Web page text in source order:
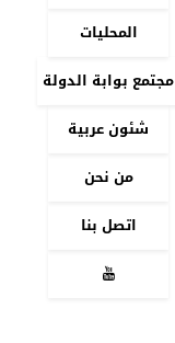
المحليات
مجتمع بوابة الدولة
شئون عربية
من نحن
اتصل بنا
